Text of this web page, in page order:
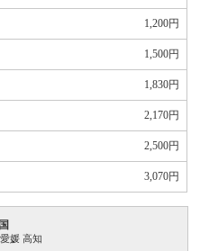
1,200円
1,500円
1,830円
2,170円
2,500円
3,070円
媛 高知